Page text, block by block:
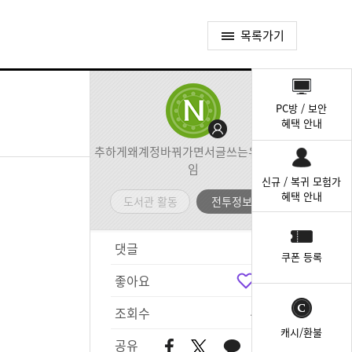
목록가기
추하게왜계정바꿔가면서글쓰는유이가뭐
임
도서관 활동 전투정보실
댓글
좋아요
3
조회수
475
공유
PC방 / 보안
혜택 안내
신규 / 복귀 모험가
혜택 안내
쿠폰 등록
캐시/환불